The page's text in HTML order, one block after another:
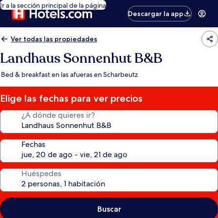
Ir a la sección principal de la página
Descargar la app
Ver todas las propiedades
Landhaus Sonnenhut B&B
Bed & breakfast en las afueras en Scharbeutz
Elige las fechas para ver precios
¿A dónde quieres ir?
Fechas
Huéspedes
Buscar